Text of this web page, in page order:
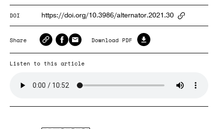
DOI https://doi.org/10.3986/alternator.2021.30
Share Download PDF
Listen to this article